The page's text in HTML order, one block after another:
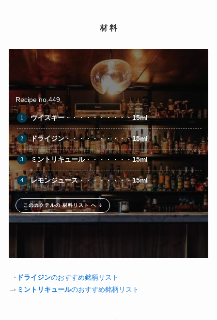
材 料
Recipe no.449
ウイスキー・・・・・・・・・・15ml
ドライジン・・・・・・・・・・15ml
ミントリキュール・・・・・・・15ml
レモンジュース・・・・・・・・15ml
このカクテルの 材料リスト へ ⇓
ドライジンのおすすめ銘柄リスト
ミントリキュールのおすすめ銘柄リスト